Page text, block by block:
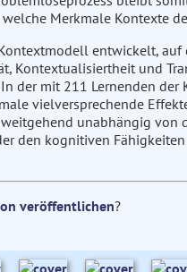
Merkmale Kontexte
entwickelt,
Kontextualisiertheit und
der mit 211 Lernenden
vielversprechende
unabhängig
den kognitiven
veröffentlichen?